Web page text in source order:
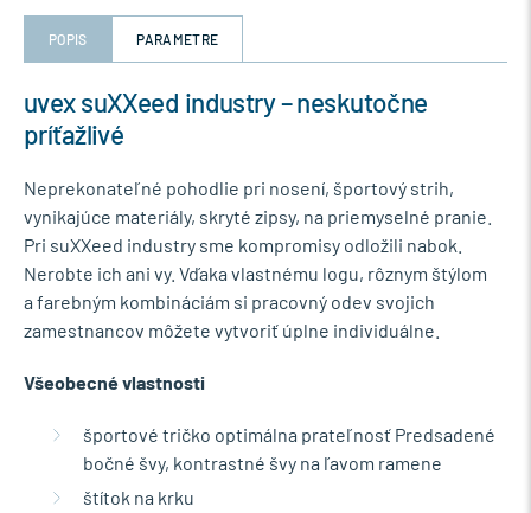
POPIS PARAMETRE
uvex suXXeed industry – neskutočne
príťažlivé
Neprekonateľné pohodlie pri nosení, športový strih,
vynikajúce materiály, skryté zipsy, na priemyselné pranie.
Pri suXXeed industry sme kompromisy odložili nabok.
Nerobte ich ani vy. Vďaka vlastnému logu, rôznym štýlom
a farebným kombináciám si pracovný odev svojich
zamestnancov môžete vytvoriť úplne individuálne.
Všeobecné vlastnosti
športové tričko optimálna prateľnosť Predsadené
bočné švy, kontrastné švy na ľavom ramene
štítok na krku